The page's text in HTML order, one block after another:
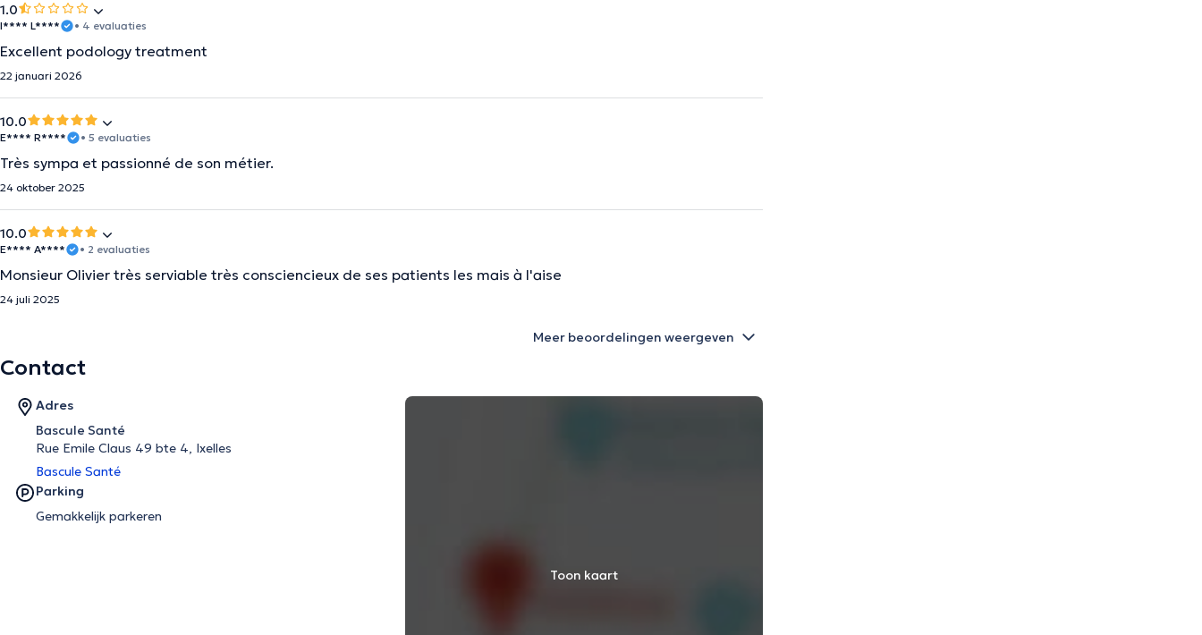
1.0
I**** L**** • 4 evaluaties
Excellent podology treatment
22 januari 2026
10.0
E**** R**** • 5 evaluaties
Très sympa et passionné de son métier.
24 oktober 2025
10.0
E**** A**** • 2 evaluaties
Monsieur Olivier très serviable très consciencieux de ses patients les mais à l'aise
24 juli 2025
Meer beoordelingen weergeven
Contact
Adres
Bascule Santé
Rue Emile Claus 49 bte 4, Ixelles
Bascule Santé
Parking
Gemakkelijk parkeren
Toon kaart